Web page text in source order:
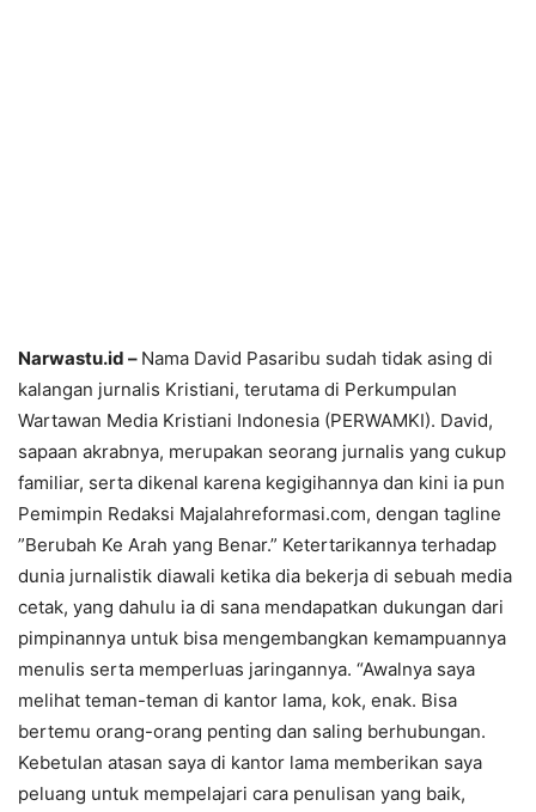
Narwastu.id – Nama David Pasaribu sudah tidak asing di
kalangan jurnalis Kristiani, terutama di Perkumpulan
Wartawan Media Kristiani Indonesia (PERWAMKI). David,
sapaan akrabnya, merupakan seorang jurnalis yang cukup
familiar, serta dikenal karena kegigihannya dan kini ia pun
Pemimpin Redaksi Majalahreformasi.com, dengan tagline
”Berubah Ke Arah yang Benar.” Ketertarikannya terhadap
dunia jurnalistik diawali ketika dia bekerja di sebuah media
cetak, yang dahulu ia di sana mendapatkan dukungan dari
pimpinannya untuk bisa mengembangkan kemampuannya
menulis serta memperluas jaringannya. “Awalnya saya
melihat teman-teman di kantor lama, kok, enak. Bisa
bertemu orang-orang penting dan saling berhubungan.
Kebetulan atasan saya di kantor lama memberikan saya
peluang untuk mempelajari cara penulisan yang baik,